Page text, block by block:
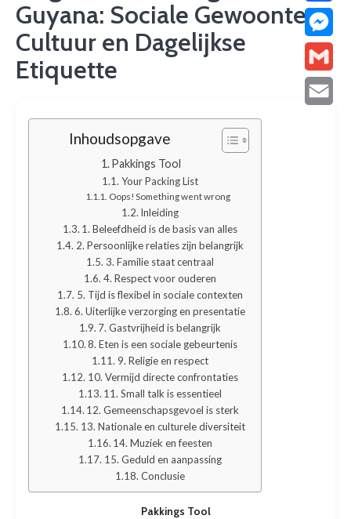
Guyana: Sociale Gewoonten,
Cultuur en Dagelijkse
Etiquette
Inhoudsopgave
Pakkings Tool
Your Packing List
Oops! Something went wrong
Inleiding
1. Beleefdheid is de basis van alles
2. Persoonlijke relaties zijn belangrijk
3. Familie staat centraal
4. Respect voor ouderen
5. Tijd is flexibel in sociale contexten
6. Uiterlijke verzorging en presentatie
7. Gastvrijheid is belangrijk
8. Eten is een sociale gebeurtenis
9. Religie en respect
10. Vermijd directe confrontaties
11. Small talk is essentieel
12. Gemeenschapsgevoel is sterk
13. Nationale en culturele diversiteit
14. Muziek en feesten
15. Geduld en aanpassing
Conclusie
Pakkings Tool
Gmail